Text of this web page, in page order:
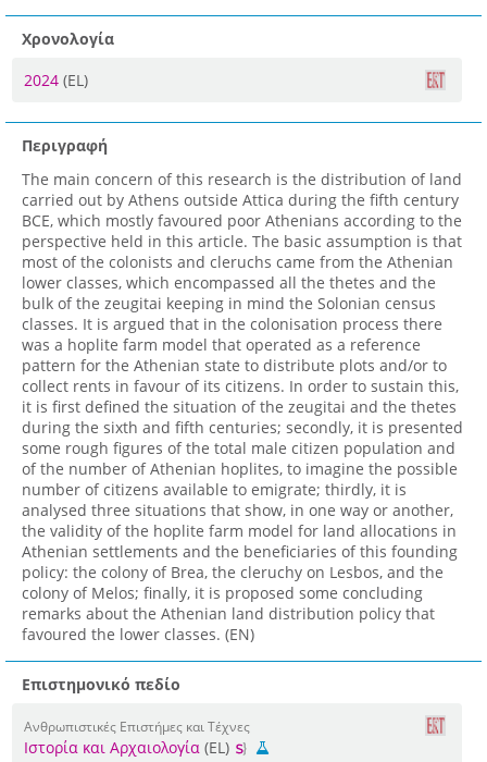
Χρονολογία
2024 (EL)
Περιγραφή
The main concern of this research is the distribution of land
carried out by Athens outside Attica during the fifth century
BCE, which mostly favoured poor Athenians according to the
perspective held in this article. The basic assumption is that
most of the colonists and cleruchs came from the Athenian
lower classes, which encompassed all the thetes and the
bulk of the zeugitai keeping in mind the Solonian census
classes. It is argued that in the colonisation process there
was a hoplite farm model that operated as a reference
pattern for the Athenian state to distribute plots and/or to
collect rents in favour of its citizens. In order to sustain this,
it is first defined the situation of the zeugitai and the thetes
during the sixth and fifth centuries; secondly, it is presented
some rough figures of the total male citizen population and
of the number of Athenian hoplites, to imagine the possible
number of citizens available to emigrate; thirdly, it is
analysed three situations that show, in one way or another,
the validity of the hoplite farm model for land allocations in
Athenian settlements and the beneficiaries of this founding
policy: the colony of Brea, the cleruchy on Lesbos, and the
colony of Melos; finally, it is proposed some concluding
remarks about the Athenian land distribution policy that
favoured the lower classes. (EN)
Επιστημονικό πεδίο
Ανθρωπιστικές Επιστήμες και Τέχνες
Ιστορία και Αρχαιολογία (EL)